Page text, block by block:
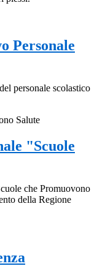
Personale
personale scolastico
"Scuole
che Promuovono
della Regione